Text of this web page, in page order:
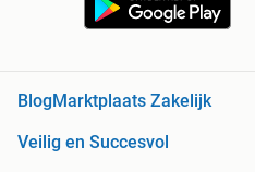
BlogMarktplaats Zakelijk
Veilig en Succesvol